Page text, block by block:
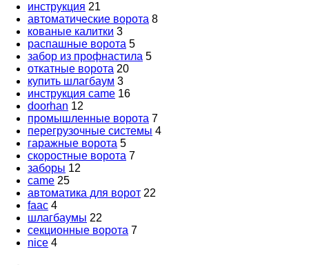
инструкция 21
автоматические ворота 8
кованые калитки 3
распашные ворота 5
забор из профнастила 5
откатные ворота 20
купить шлагбаум 3
инструкция came 16
doorhan 12
промышленные ворота 7
перегрузочные системы 4
гаражные ворота 5
скоростные ворота 7
заборы 12
came 25
автоматика для ворот 22
faac 4
шлагбаумы 22
секционные ворота 7
nice 4